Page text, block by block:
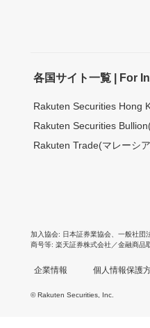
各国サイト一覧 | For
Rakuten Securities Hong
Rakuten Securities
Rakuten Trade(マレーシ
加入協会 日本証券業協会 一般社団
商号等 楽天証券株式会社／金融商品
企業情報 個人情報保護
© Rakuten Securities, Inc.